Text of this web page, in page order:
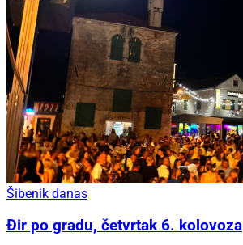
Šibenik danas
Đir po gradu, četvrtak 6. kolovoza